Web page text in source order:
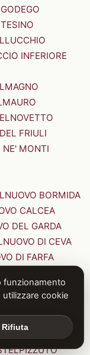
INFERIORE
FRIULI
NE' MONTI
BORMIDA
CALCEA
DEL GARDA
DI CEVA
DI FARFA
DON BOSCO
RANGONE
VAL DI CECINA
funzionamento
cookie
Rifiuta